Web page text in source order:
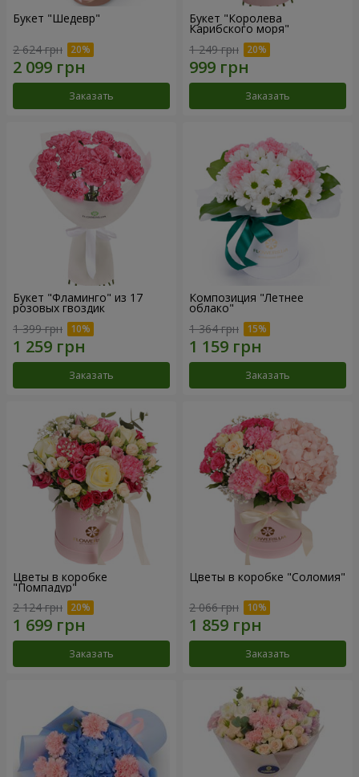
Букет "Шедевр"
2 624 грн
Заказать
Букет "Королева
Карибского моря"
1 249 грн
Заказать
Букет "Фламинго" из 17
розовых гвоздик
1 399 грн
Заказать
Композиция "Летнее
облако"
1 364 грн
Заказать
Цветы в коробке
"Помпадур"
2 124 грн
Заказать
Цветы в коробке "Соломия"
2 066 грн
Заказать